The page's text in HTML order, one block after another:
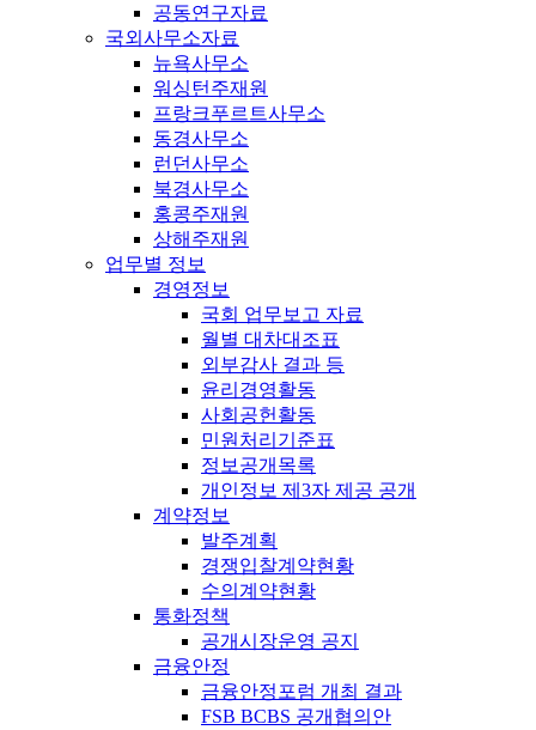
공동연구자료
국외사무소자료
뉴욕사무소
워싱턴주재원
프랑크푸르트사무소
동경사무소
런던사무소
북경사무소
홍콩주재원
상해주재원
업무별 정보
경영정보
국회 업무보고 자료
월별 대차대조표
외부감사 결과 등
윤리경영활동
사회공헌활동
민원처리기준표
정보공개목록
개인정보 제3자 제공 공개
계약정보
발주계획
경쟁입찰계약현황
수의계약현황
통화정책
공개시장운영 공지
금융안정
금융안정포럼 개최 결과
FSB BCBS 공개협의안